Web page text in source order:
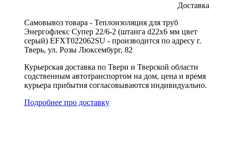
Доставка
Cамовывоз товара - Теплоизоляция для труб
Энергофлекс Супер 22/6-2 (штанга d22x6 мм цвет
серый) EFXT022062SU - производится по адресу г.
Тверь, ул. Розы Люксембург, 82
Курьерская доставка по Твери и Тверской области
содственным автотранспортом на дом, цена и время
курьера прибытия согласовываются индивидуально.
Подробнее про доставку